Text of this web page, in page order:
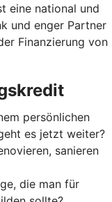
eine national und
und enger Partner
Finanzierung von
persönlichen
es jetzt weiter?
sanieren
die man für